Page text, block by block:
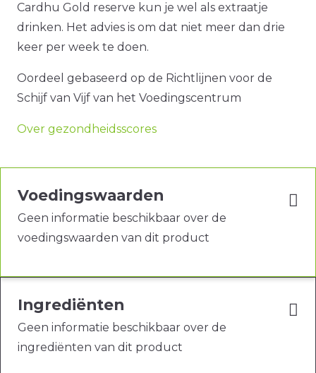
Cardhu Gold reserve kun je wel als extraatje
drinken. Het advies is om dat niet meer dan drie
keer per week te doen.
Oordeel gebaseerd op de Richtlijnen voor de
Schijf van Vijf van het Voedingscentrum
Over gezondheidsscores
Voedingswaarden
Geen informatie beschikbaar over de
voedingswaarden van dit product
Ingrediënten
Geen informatie beschikbaar over de
ingrediënten van dit product